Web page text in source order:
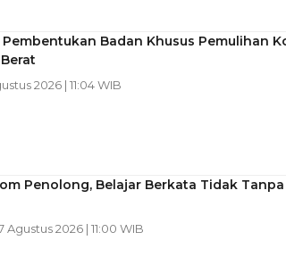
Pembentukan Badan Khusus Pemulihan
2026 | 11:04 WIB
Penolong, Belajar Berkata Tidak Tanpa
Agustus 2026 | 11:00 WIB